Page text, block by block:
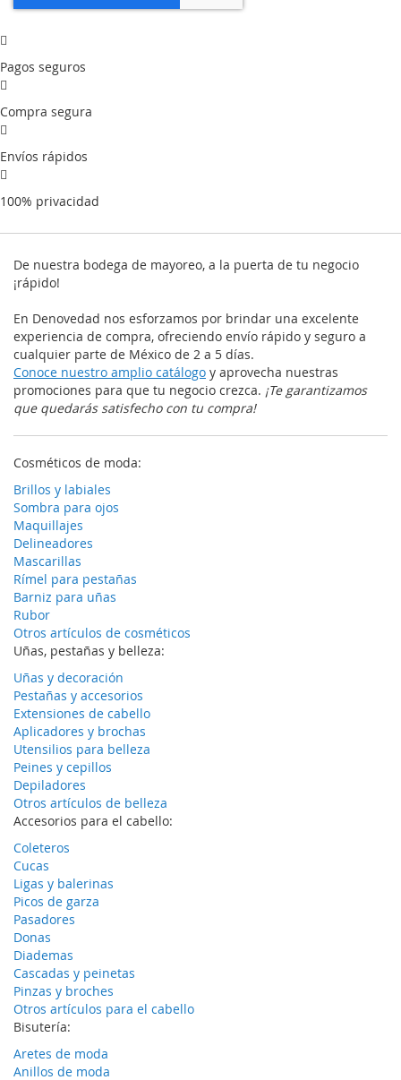
Pagos seguros
Compra segura
Envíos rápidos
100% privacidad
De nuestra bodega de mayoreo, a la puerta de tu negocio
¡rápido!
En Denovedad nos esforzamos por brindar una excelente
experiencia de compra, ofreciendo envío rápido y seguro a
cualquier parte de México de 2 a 5 días.
Conoce nuestro amplio catálogo y aprovecha nuestras
promociones para que tu negocio crezca. ¡Te garantizamos
que quedarás satisfecho con tu compra!
Cosméticos de moda:
Brillos y labiales
Sombra para ojos
Maquillajes
Delineadores
Mascarillas
Rímel para pestañas
Barniz para uñas
Rubor
Otros artículos de cosméticos
Uñas, pestañas y belleza:
Uñas y decoración
Pestañas y accesorios
Extensiones de cabello
Aplicadores y brochas
Utensilios para belleza
Peines y cepillos
Depiladores
Otros artículos de belleza
Accesorios para el cabello:
Coleteros
Cucas
Ligas y balerinas
Picos de garza
Pasadores
Donas
Diademas
Cascadas y peinetas
Pinzas y broches
Otros artículos para el cabello
Bisutería:
Aretes de moda
Anillos de moda